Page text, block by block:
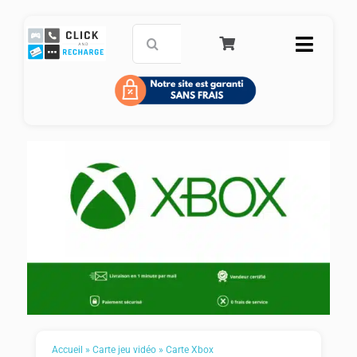
contenu
Toggle
Accueil
Recharge mobile
Service Clients
FAQ
Panier
Accueil » Carte jeu vidéo» Carte Xbox